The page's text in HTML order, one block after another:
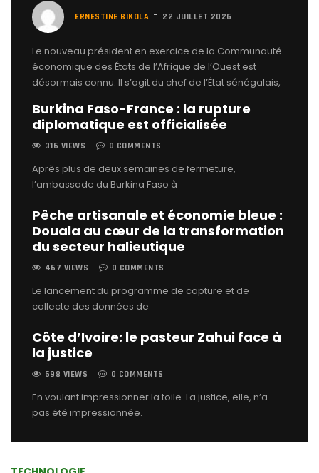
ERNESTINE BIKOLA 22 JUILLET 2026
Le nouveau président en exercice de la Communauté
économique des États de l’Afrique de l’Ouest est
désormais connu. Il s’agit du chef de l’État sénégalais,
Burkina Faso-France : la rupture
diplomatique est officialisée
316 VIEWS 0 COMMENTS
Après plus de deux semaines de fermeture,
l’ambassade du Burkina Faso à
Pêche artisanale et économie bleue :
Douala au cœur de la transformation
du secteur halieutique
467 VIEWS 0 COMMENTS
Le lancement du programme de capture et de
collecte des données de
Côte d’Ivoire: le pasteur Zahui face à
la justice
598 VIEWS 0 COMMENTS
En voulant impressionner la toile. La justice, elle, n’a
pas été impressionnée.